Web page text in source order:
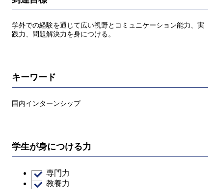
学外での経験を通じて広い視野とコミュニケーション能力、実
践力、問題解決力を身につける。
キーワード
国内インターンシップ
学生が身につける力
専門力
教養力